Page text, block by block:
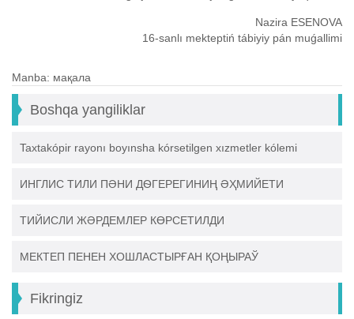
Nazira ESENOVA
16-sanlı mekteptiń tábiyiy pán muǵallimi
Manba: мақала
Boshqa yangiliklar
Taxtakópir rayonı boyınsha kórsetilgen xızmetler kólemi
ИНГЛИС ТИЛИ ПӘНИ ДѲГЕРЕГИНИҢ ӘҲМИЙЕТИ
ТИЙИСЛИ ЖӘРДЕМЛЕР КӨРСЕТИЛДИ
МЕКТЕП ПЕНЕН ХОШЛАСТЫРҒАН ҚОҢЫРАЎ
Fikringiz